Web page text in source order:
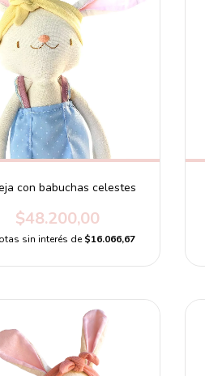
con babuchas celestes
$48.200,00
sin interés de$16.066,67